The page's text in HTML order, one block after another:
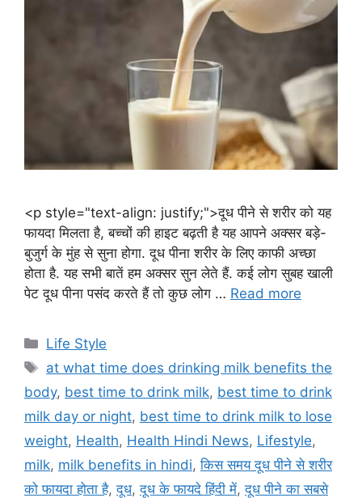
<p style="text-align: justify;">दूध पीने से शरीर को यह
फायदा मिलता है, बच्चों की हाइट बढ़ती है यह आपने अक्सर बड़े-
बुजुर्ग के मुंह से सुना होगा. दूध पीना शरीर के लिए काफी अच्छा
होता है. यह सभी बातें हम अक्सर सुन लेते हैं. कई लोग सुबह खाली
पेट दूध पीना पसंद करते हैं तो कुछ लोग … Read more
C
a
e
g
o
r
i
Life Style
T
a
g
s
at what time does drinking milk benefits the
body, best time to drink milk, best time to drink
milk day or night, best time to drink milk to lose
weight, Health, Health Hindi News, Lifestyle,
milk, milk benefits in hindi,किस समय दूध पीने से शरीर
को फायदा होता है,दूध,दूध के फायदे हिंदी में,दूध पीने का सबसे